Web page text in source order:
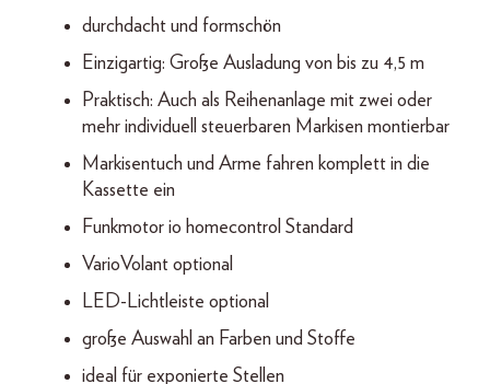
durchdacht und formschön
Einzigartig: Große Ausladung von bis zu 4,5 m
Praktisch: Auch als Reihenanlage mit zwei oder
mehr individuell steuerbaren Markisen montierbar
Markisentuch und Arme fahren komplett in die
Kassette ein
Funkmotor io homecontrol Standard
VarioVolant optional
LED-Lichtleiste optional
große Auswahl an Farben und Stoffe
ideal für exponierte Stellen